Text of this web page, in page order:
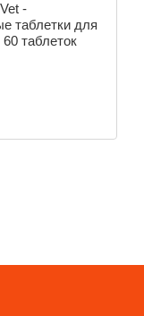
-
таблетки для
таблеток